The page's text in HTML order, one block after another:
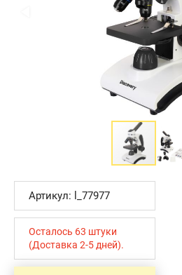
Артикул: l_77977
Осталось 63 штуки
(Доставка 2-5 дней).